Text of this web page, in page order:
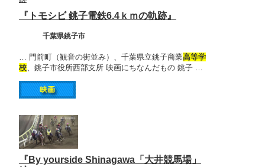
『トモシビ 銚子電鉄6.4ｋｍの軌跡』
千葉県銚子市
… 門前町（観音の街並み）、千葉県立銚子商業高等学
校、銚子市役所西部支所 映画にちなんだもの 銚子 …
『By yourside Shinagawa「大井競馬場」